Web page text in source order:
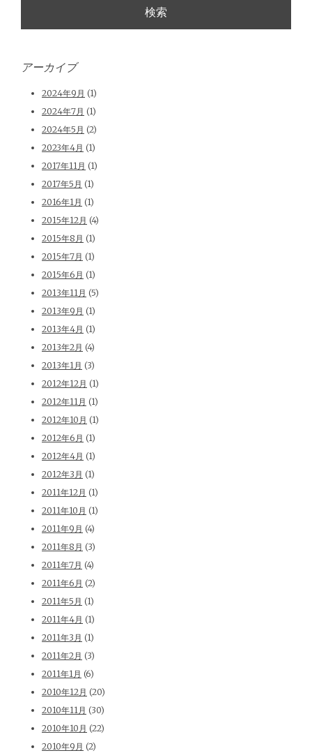
アーカイブ
2024年9月 (1)
2024年7月 (1)
2024年5月 (2)
2023年4月 (1)
2017年11月 (1)
2017年5月 (1)
2016年1月 (1)
2015年12月 (4)
2015年8月 (1)
2015年7月 (1)
2015年6月 (1)
2013年11月 (5)
2013年9月 (1)
2013年4月 (1)
2013年2月 (4)
2013年1月 (3)
2012年12月 (1)
2012年11月 (1)
2012年10月 (1)
2012年6月 (1)
2012年4月 (1)
2012年3月 (1)
2011年12月 (1)
2011年10月 (1)
2011年9月 (4)
2011年8月 (3)
2011年7月 (4)
2011年6月 (2)
2011年5月 (1)
2011年4月 (1)
2011年3月 (1)
2011年2月 (3)
2011年1月 (6)
2010年12月 (20)
2010年11月 (30)
2010年10月 (22)
2010年9月 (2)